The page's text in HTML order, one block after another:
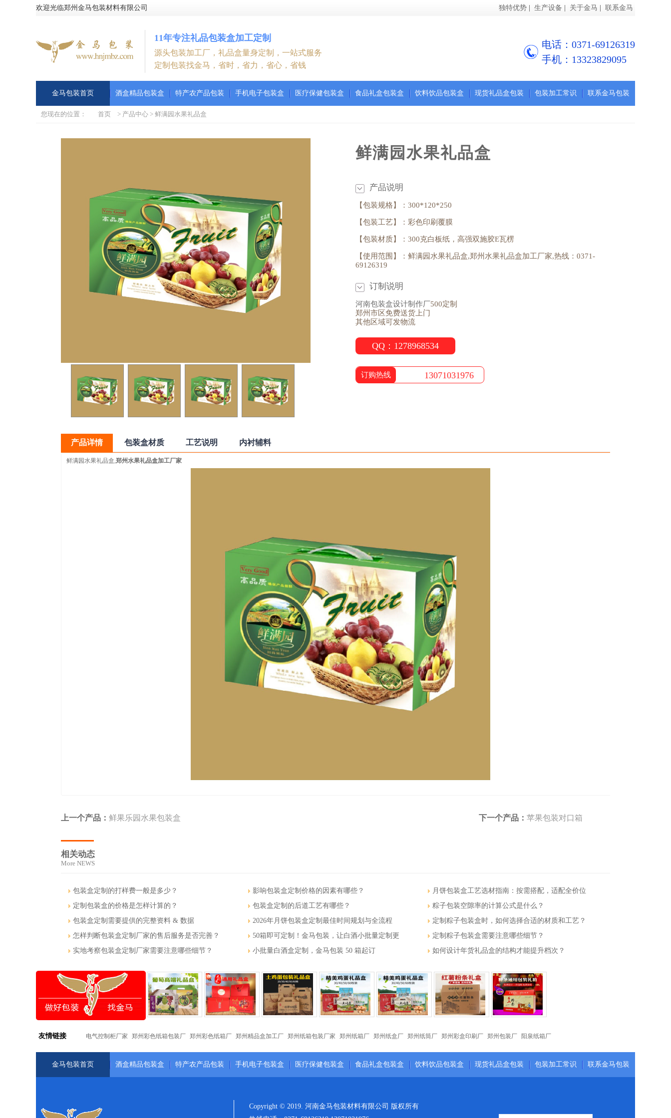
欢迎光临郑州金马包装材料有限公司 独特优势 生产设备 关于金马 联系金马
11年专注礼品包装盒加工定制
源头包装加工厂，礼品盒量身定制，一站式服务
定制包装找金马，省时，省力，省心，省钱
电话：0371-69126319
手机：13323829095
金马包装首页 酒盒精品包装盒 特产农产品包装 手机电子包装盒 医疗保健包装盒 食品礼盒包装盒 饮料饮品包装盒 现货礼品盒包装 包装加工常识 联系金马包装
您现在的位置： 首页 > 产品中心 > 鲜满园水果礼品盒
鲜满园水果礼品盒
产品说明
【包装规格】：300*120*250
【包装工艺】：彩色印刷覆膜
【包装材质】：300克白板纸，高强双施胶E瓦楞
【使用范围】：鲜满园水果礼品盒,郑州水果礼品盒加工厂家,热线：0371-
69126319
订制说明
河南包装盒设计制作厂500定制
郑州市区免费送货上门
其他区域可发物流
QQ：1278968534
订购热线 13071031976
产品详情 包装盒材质 工艺说明 内衬辅料
鲜满园水果礼品盒,郑州水果礼品盒加工厂家
上一个产品： 鲜果乐园水果包装盒 下一个产品： 苹果包装对口箱
相关动态
More NEWS
包装盒定制的打样费一般是多少？
定制包装盒的价格是怎样计算的？
包装盒定制需要提供的完整资料 & 数据
怎样判断包装盒定制厂家的售后服务是否完善？
实地考察包装盒定制厂家需要注意哪些细节？
影响包装盒定制价格的因素有哪些？
包装盒定制的后道工艺有哪些？
2026年月饼包装盒定制最佳时间规划与全流程
50箱即可定制！金马包装，让白酒小批量定制更
小批量白酒盒定制，金马包装 50 箱起订
月饼包装盒工艺选材指南：按需搭配，适配全价位
粽子包装空隙率的计算公式是什么？
定制粽子包装盒时，如何选择合适的材质和工艺？
定制粽子包装盒需要注意哪些细节？
如何设计年货礼品盒的结构才能提升档次？
友情链接 电气控制柜厂家 郑州彩色纸箱包装厂 郑州彩色纸箱厂 郑州精品盒加工厂 郑州纸箱包装厂家 郑州纸箱厂 郑州纸盒厂 郑州纸筒厂 郑州彩盒印刷厂 郑州包装厂 阳泉纸箱厂
金马包装首页 酒盒精品包装盒 特产农产品包装 手机电子包装盒 医疗保健包装盒 食品礼盒包装盒 饮料饮品包装盒 现货礼品盒包装 包装加工常识 联系金马包装
Copyright © 2019. 河南金马包装材料有限公司 版权所有